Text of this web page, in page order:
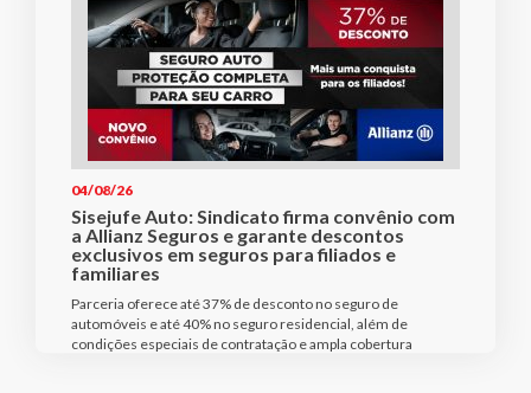
04/08/26
Sisejufe Auto: Sindicato firma convênio com
a Allianz Seguros e garante descontos
exclusivos em seguros para filiados e
familiares
Parceria oferece até 37% de desconto no seguro de
automóveis e até 40% no seguro residencial, além de
condições especiais de contratação e ampla cobertura